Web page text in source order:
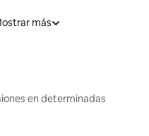
más
en determinadas